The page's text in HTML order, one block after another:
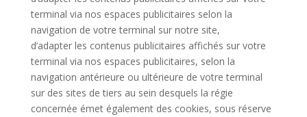
terminal via nos espaces publicitaires selon la
navigation de votre terminal sur notre site,
d’adapter les contenus publicitaires affichés sur votre
terminal via nos espaces publicitaires, selon la
navigation antérieure ou ultérieure de votre terminal
sur des sites de tiers au sein desquels la régie
concernée émet également des cookies, sous réserve